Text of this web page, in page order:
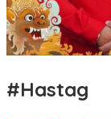
#Hastag